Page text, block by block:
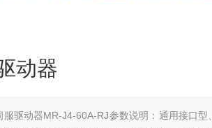
动器
服驱动器MR-J4-60A-RJ参数说明：通用接口